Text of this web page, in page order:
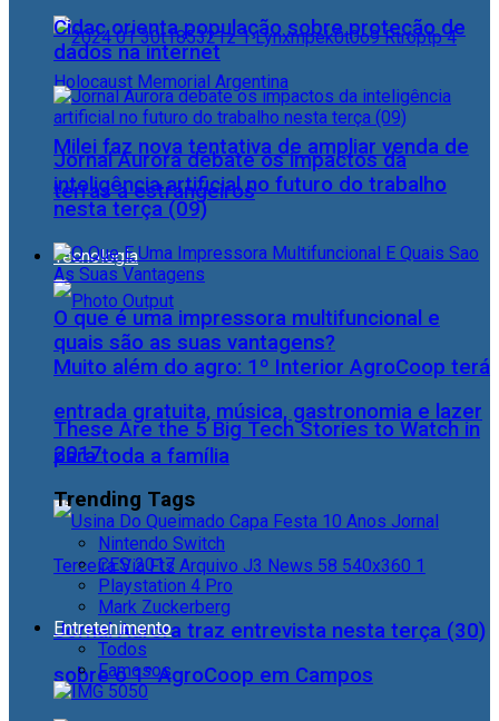
Milei faz nova tentativa de ampliar venda de
terras a estrangeiros
Tecnologia
Muito além do agro: 1º Interior AgroCoop terá
entrada gratuita, música, gastronomia e lazer
para toda a família
Jornal Aurora traz entrevista nesta terça (30)
sobre o 1° AgroCoop em Campos
Cidac orienta população sobre proteção de
dados na internet
Jornal Aurora debate os impactos da
inteligência artificial no futuro do trabalho
nesta terça (09)
O que é uma impressora multifuncional e
quais são as suas vantagens?
These Are the 5 Big Tech Stories to Watch in
2017
Trending Tags
Nintendo Switch
CES 2017
Playstation 4 Pro
Mark Zuckerberg
Entretenimento
Todos
Famosos